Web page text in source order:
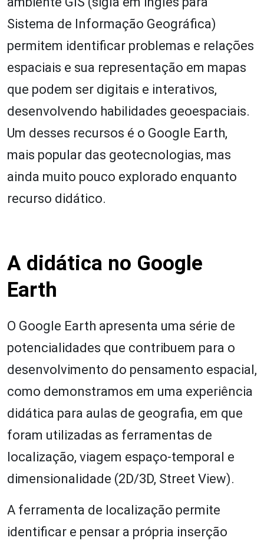
Sistema de Informação Geográfica)
permitem identificar problemas e relações
espaciais e sua representação em mapas
que podem ser digitais e interativos,
desenvolvendo habilidades geoespaciais.
Um desses recursos é o Google Earth,
mais popular das geotecnologias, mas
ainda muito pouco explorado enquanto
recurso didático.
A didática no Google
Earth
O Google Earth apresenta uma série de
potencialidades que contribuem para o
desenvolvimento do pensamento espacial,
como demonstramos em uma experiência
didática para aulas de geografia, em que
foram utilizadas as ferramentas de
localização, viagem espaço-temporal e
dimensionalidade (2D/3D, Street View).
A ferramenta de localização permite
identificar e pensar a própria inserção